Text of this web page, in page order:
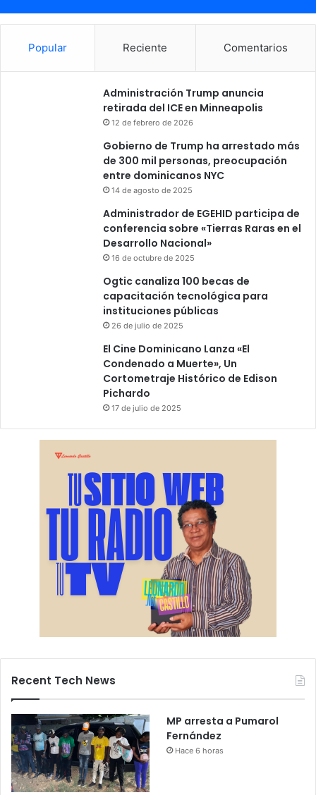
Popular Reciente Comentarios
Administración Trump anuncia
retirada del ICE en Minneapolis
12 de febrero de 2026
Gobierno de Trump ha arrestado más
de 300 mil personas, preocupación
entre dominicanos NYC
14 de agosto de 2025
Administrador de EGEHID participa de
conferencia sobre «Tierras Raras en el
Desarrollo Nacional»
16 de octubre de 2025
Ogtic canaliza 100 becas de
capacitación tecnológica para
instituciones públicas
26 de julio de 2025
El Cine Dominicano Lanza «El
Condenado a Muerte», Un
Cortometraje Histórico de Edison
Pichardo
17 de julio de 2025
Recent Tech News
MP arresta a Pumarol
Fernández
Hace 6 horas